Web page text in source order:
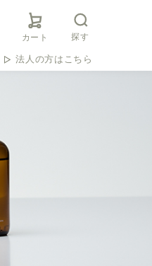
カート 探す
法人の方はこちら